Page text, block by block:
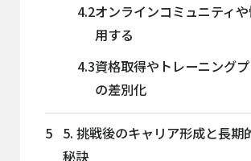
4.2オンラインコミュニティ
用する
4.3資格取得やトレーニング
の差別化
5 5. 挑戦後のキャリア形成と長期
秘訣